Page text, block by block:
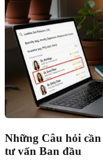
Những Câu hỏi
tư vấn Ban đầu